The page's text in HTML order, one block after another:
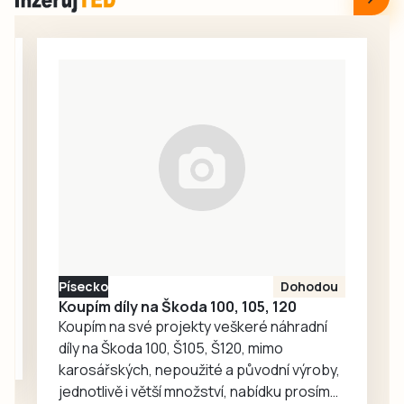
každodenní
kamarádského
je zájemcům
představí
mnohem…
Písecko Dohodou
Koupím díly na Škoda 100, 105, 120
Koupím na své projekty veškeré náhradní
díly na Škoda 100, Š105, Š120, mimo
karosářských, nepoužité a původní výroby,
jednotlivě i větší množství, nabídku prosím